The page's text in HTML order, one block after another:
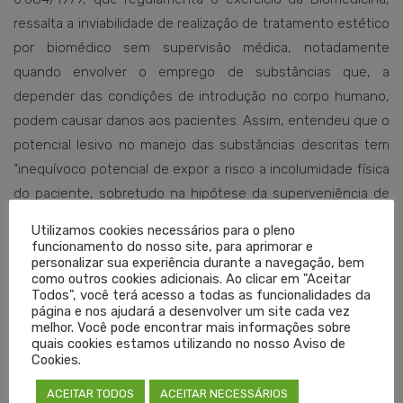
ressalta a inviabilidade de realização de tratamento estético
por biomédico sem supervisão médica, notadamente
quando envolver o emprego de substâncias que, a
depender das condições de introdução no corpo humano,
podem causar danos aos pacientes. Assim, entendeu que o
potencial lesivo no manejo das substâncias descritas tem
“inequívoco potencial de expor a risco a incolumidade física
do paciente, sobretudo na hipótese da superveniência de
De acordo com o juiz, os procedimentos estéticos citados,
tais como botox, peelings, preenchimentos, laserterapia,
bichectomias e outros, rompem as barreiras naturais do
corpo, no caso, a pele, com o uso de instrumentos
cirúrgicos e aplicação de anestésicos, e, obviamente, não
podem ser considerados “não invasivos”. Além disso, tais
Utilizamos cookies necessários para o pleno
funcionamento do nosso site, para aprimorar e
personalizar sua experiência durante a navegação, bem
como outros cookies adicionais. Ao clicar em "Aceitar
Todos", você terá acesso a todas as funcionalidades da
página e nos ajudará a desenvolver um site cada vez
melhor. Você pode encontrar mais informações sobre
quais cookies estamos utilizando no nosso Aviso de
Cookies.
ACEITAR TODOS ACEITAR NECESSÁRIOS